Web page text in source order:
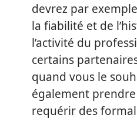
devrez par
la fiabilité et de
l’activité du
certains
quand vous le
également
requérir des